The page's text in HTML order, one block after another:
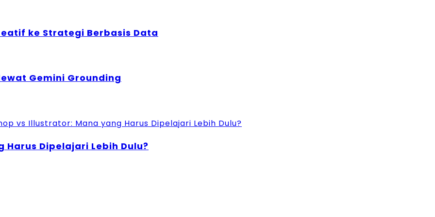
ke Strategi Berbasis Data
Gemini Grounding
Dipelajari Lebih Dulu?